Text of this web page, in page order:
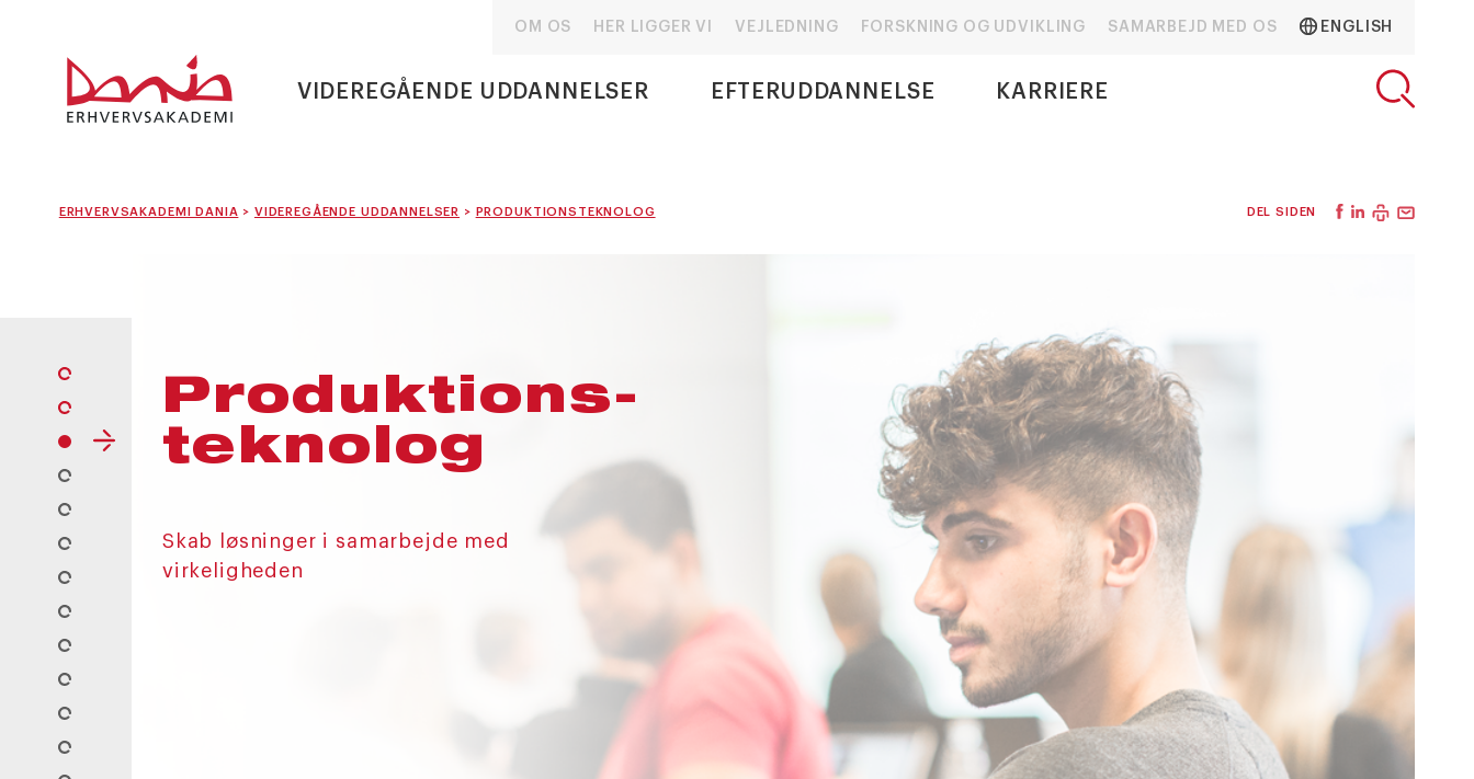
OM OS HER LIGGER VI VEJLEDNING FORSKNING OG UDVIKLING SAMARBEJD MED OS ENGLISH
VIDEREGÅENDE UDDANNELSER EFTERUDDANNELSE KARRIERE
ERHVERVSAKADEMI DANIA > VIDEREGÅENDE UDDANNELSER > PRODUKTIONSTEKNOLOG DEL SIDEN
Produktions­
teknolog
Skab løsninger i samarbejde med
virkeligheden